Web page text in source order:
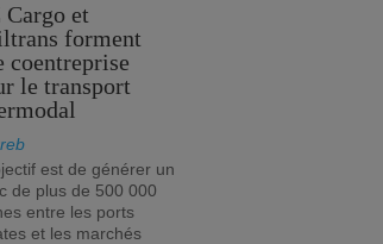
Cargo et
forment
coentreprise
le transport
est de générer un
de plus de 500 000
entre les ports
et les marchés